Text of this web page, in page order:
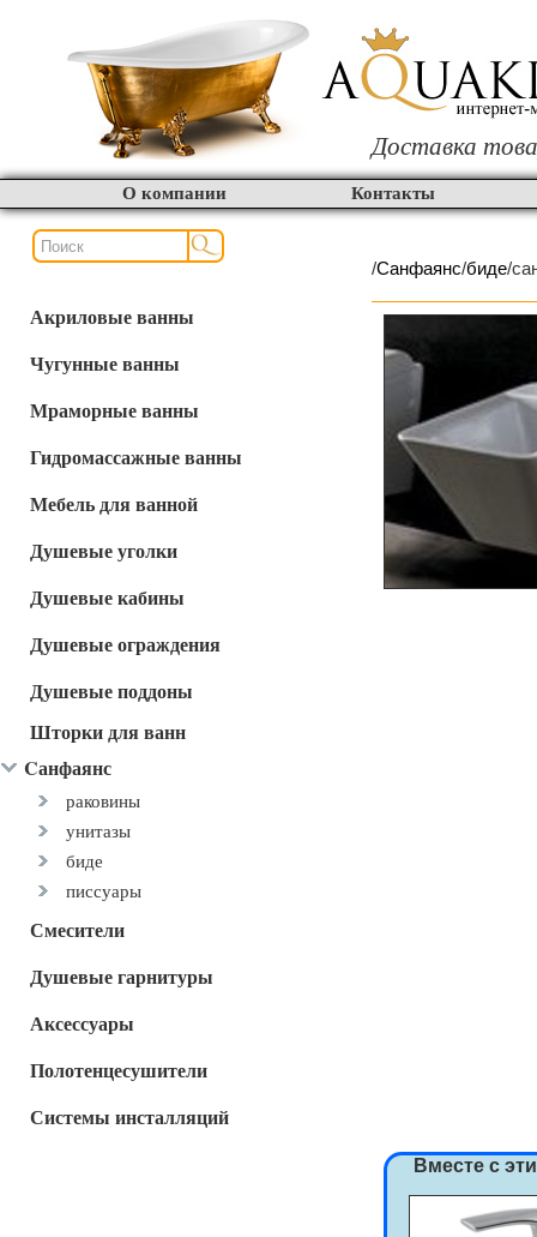
Доставка
О компании Контакты
Акриловые ванны
Чугунные ванны
Мраморные ванны
Гидромассажные ванны
Мебель для ванной
Душевые уголки
Душевые кабины
Душевые ограждения
Душевые поддоны
Шторки для ванн
Cанфаянс
раковины
унитазы
биде
писсуары
Смесители
Душевые гарнитуры
Аксессуары
Полотенцесушители
Системы инсталляций
/Cанфаянс/биде/
Вместе с